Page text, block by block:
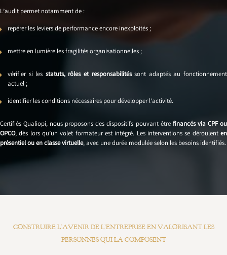
L’audit permet notamment de :
repérer les leviers de performance encore inexploités ;
mettre en lumière les fragilités organisationnelles ;
vérifier si les statuts, rôles et responsabilitéssont adaptés au fonctionnement
actuel ;
identifier les conditions nécessaires pour développer l’activité.
Certifiés Qualiopi, nous proposons des dispositifs pouvant être financés via CPF ou
OPCO, dès lors qu’un volet formateur est intégré. Les interventions se déroulent en
présentiel ou en classe virtuelle, avec une durée modulée selon les besoins identifiés.
CONSTRUIRE L’AVENIR DE L’ENTREPRISE EN VALORISANT LES
PERSONNES QUI LA COMPOSENT